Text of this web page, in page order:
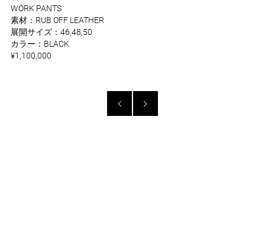
WORK PANTS
素材：RUB OFF LEATHER
展開サイズ：46,48,50
カラー：BLACK
¥1,100,000